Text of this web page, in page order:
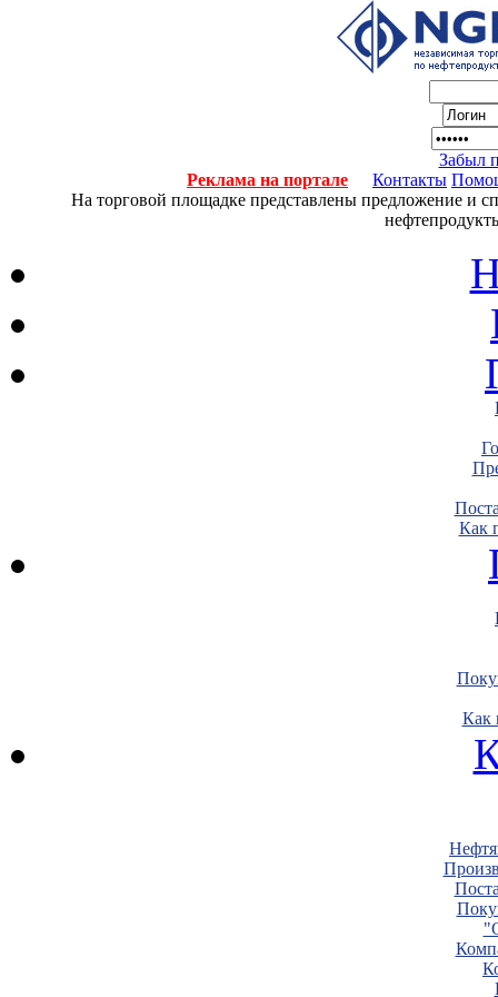
Забыл
Реклама на портале
Контакты
На торговой площадке представлены предложение и
Как
Как